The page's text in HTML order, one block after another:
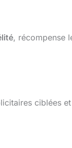
, récompense
ciblées